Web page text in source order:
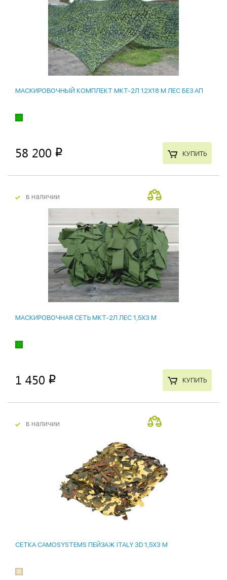
МАСКИРОВОЧНЫЙ КОМПЛЕКТ МКТ-2Л 12Х18 М ЛЕС БЕЗ АП
58 200 p КУПИТЬ
в наличии
МАСКИРОВОЧНАЯ СЕТЬ МКТ-2Л ЛЕС 1,5Х3 М
1 450 p КУПИТЬ
в наличии
СЕТКА CAMOSYSTEMS ПЕЙЗАЖ ITALY 3D 1,5Х3 М